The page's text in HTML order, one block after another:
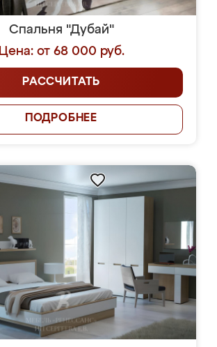
Спальня "Дубай"
Цена: от 68 000 руб.
РАССЧИТАТЬ
ПОДРОБНЕЕ